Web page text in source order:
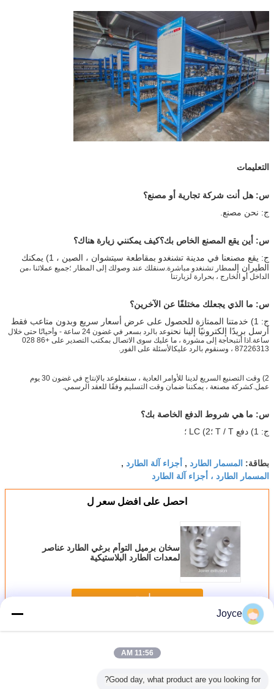
التعليمات
س: هل أنت شركة تجارية أو مصنع؟
ج: نحن مصنع.
س: أين يقع المصنع الخاص بك؟كيف يمكنني زيارة هناك؟
ج: يقع مصنعنا في مدينة تشنغدو بمقاطعة سيتشوان ، الصين ، 1) يمكنك
الطيران إلىمطار تشنغدو مباشرة.سنقلك عند وصولك إلى المطار ؛جميع عملائنا ،من
الداخل أو الخارج ، بحرارة لزيارتنا
س: ما الذي يجعلك مختلفًا عن الآخرين؟
ج: 1) خدمتنا الممتازة للحصول على عرض أسعار سريع وبدون متاعب فقط
أرسل بريدًا إلكترونيًا إلينا نحن
وعد بالرد بسعر في غضون 24 ساعة - وأحيانًا حتى خلال
ساعة.اذا أنت
بحاجة إلى مشورة ، ما عليك سوى الاتصال بمكتب التصدير على +86 028
87226313 ، وسنقوم بالرد عليك
الأسئلة على الفور.
2) وقت التصنيع السريع لدينا للأوامر العادية ، سنفعل
وعد بالإنتاج في غضون 30 يوم
عمل.كشركة مصنعة ، يمكننا ضمان وقت التسليم وفقًا للعقد الرسمي.
س: ما هي شروط الدفع الخاصة بك؟
ج: 1) دفع T / T ؛2) LC ؛
بطاقة: المسمار الطارد , أجزاء آلة الطارد ,
المسمار الطارد ، أجزاء آلة الطارد
احصل على افضل سعر ل
سخان برميل التوأم برغي الطارد عناصر
لمعدات الطارد البلاستيكية
استمر
أكثركونفي برغي العنصر
Joyce
11:56 AM
Good day, what product are you looking for?